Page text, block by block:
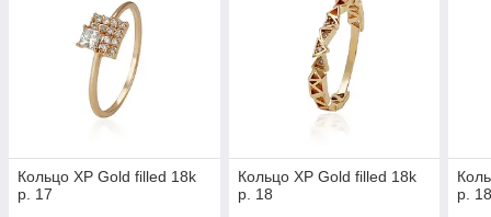
Кольцо ХР Gold filled 18k
р. 17
Кольцо ХР Gold filled 18k
р. 18
р.